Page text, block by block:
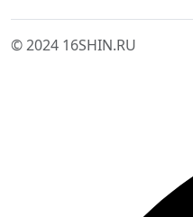
© 2024 16SHIN.RU